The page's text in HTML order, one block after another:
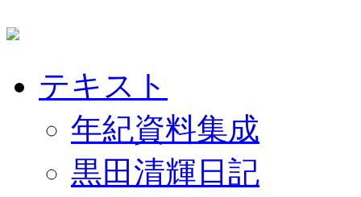
テキスト
年紀資料集成
黒田清輝日記